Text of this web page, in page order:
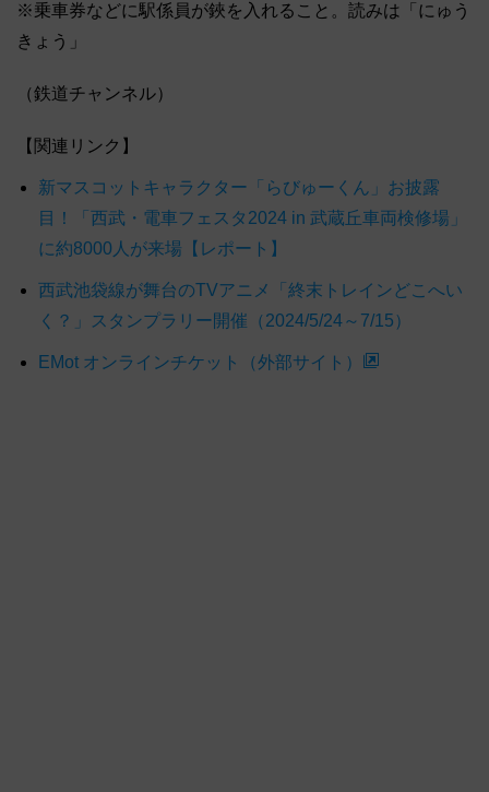
※乗車券などに駅係員が鋏を入れること。読みは「にゅう
きょう」
（鉄道チャンネル）
【関連リンク】
新マスコットキャラクター「らびゅーくん」お披露
目！「西武・電車フェスタ2024 in 武蔵丘車両検修場」
に約8000人が来場【レポート】
西武池袋線が舞台のTVアニメ「終末トレインどこへい
く？」スタンプラリー開催（2024/5/24～7/15）
EMot オンラインチケット（外部サイト）